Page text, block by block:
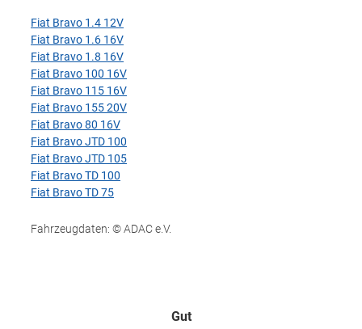
Fiat Bravo 1.4 12V
Fiat Bravo 1.6 16V
Fiat Bravo 1.8 16V
Fiat Bravo 100 16V
Fiat Bravo 115 16V
Fiat Bravo 155 20V
Fiat Bravo 80 16V
Fiat Bravo JTD 100
Fiat Bravo JTD 105
Fiat Bravo TD 100
Fiat Bravo TD 75
Fahrzeugdaten: © ADAC e.V.
Gut